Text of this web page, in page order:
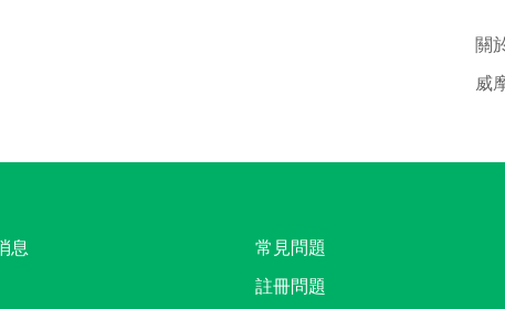
關
威
息
常見問題
註冊問題